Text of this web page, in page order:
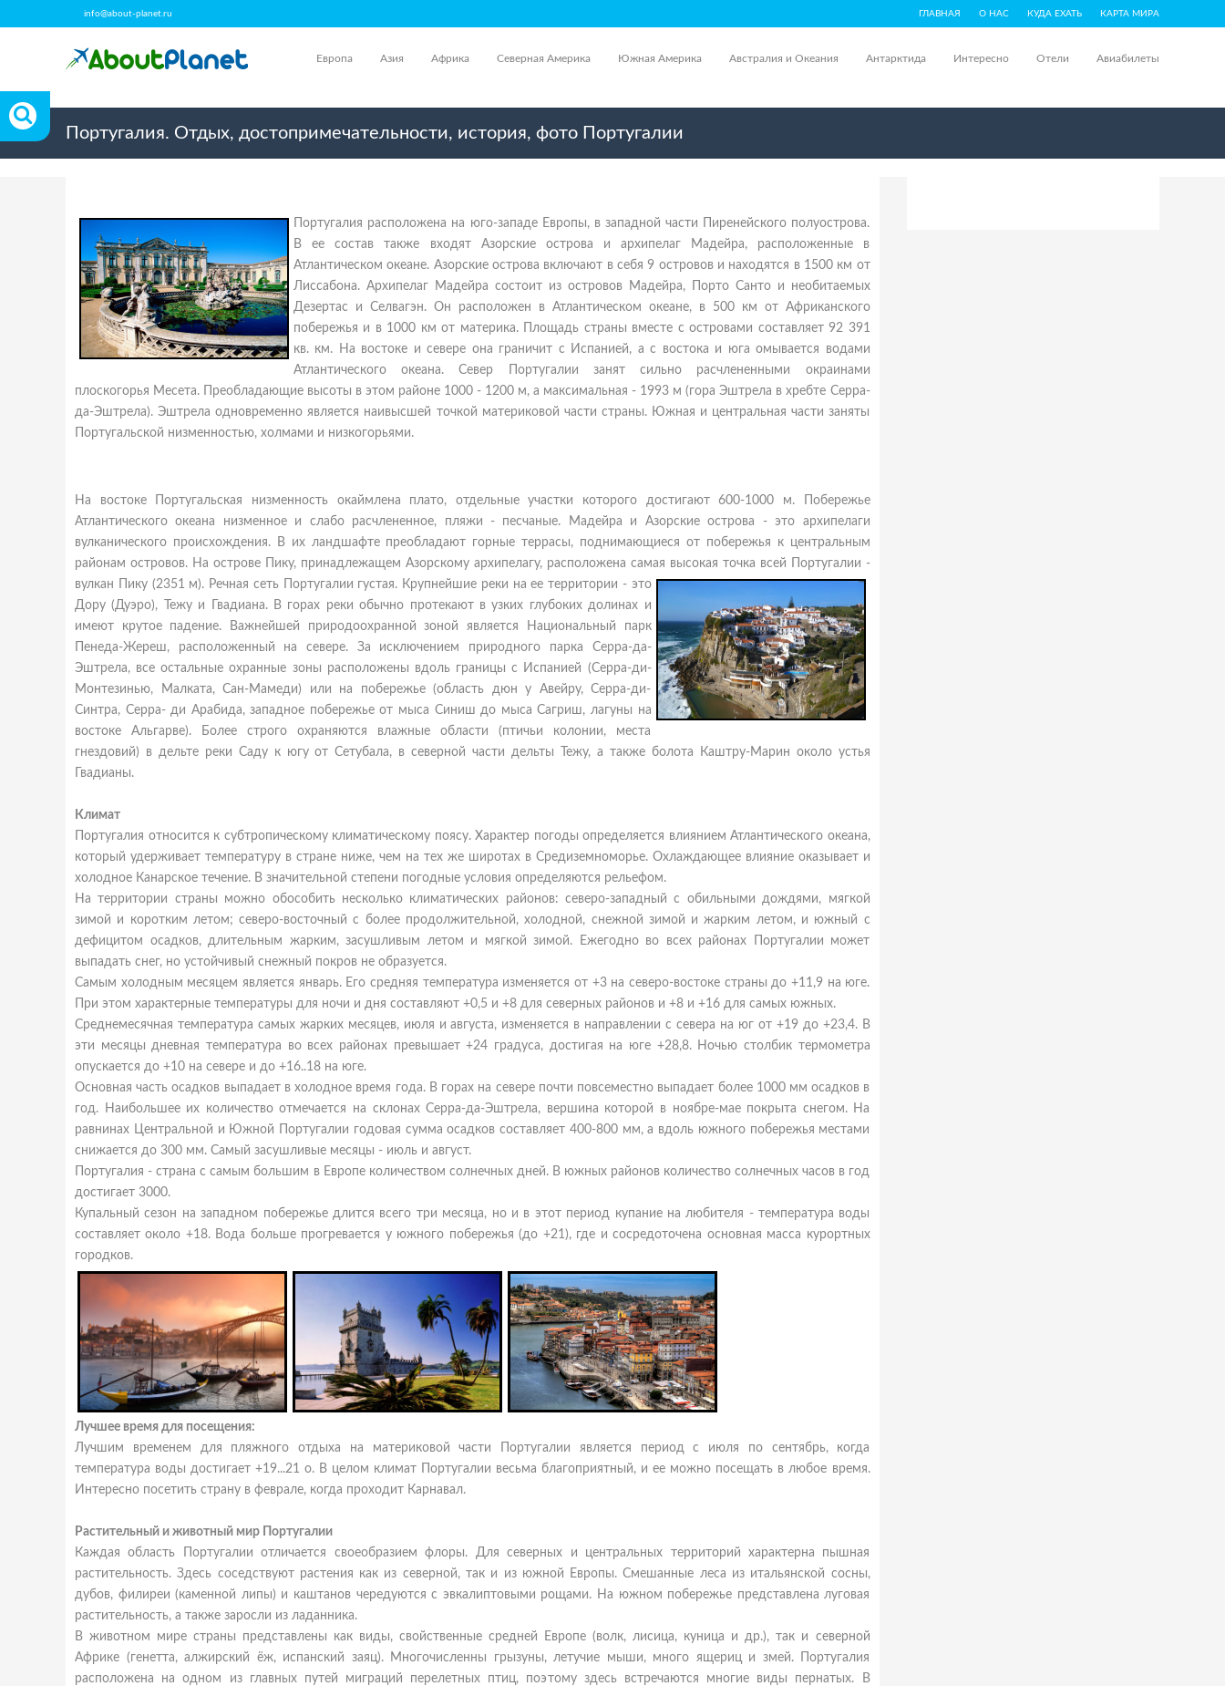
info@about-planet.ru ГЛАВНАЯ О НАС КУДА ЕХАТЬ КАРТА МИРА
Европа Азия Африка Северная Америка Южная Америка Австралия и Океания Антарктида Интересно Отели Авиабилеты
Португалия. Отдых, достопримечательности, история, фото Португалии
Португалия расположена на юго-западе Европы, в западной части Пиренейского полуострова.
В ее состав также входят Азорские острова и архипелаг Мадейра, расположенные в
Атлантическом океане. Азорские острова включают в себя 9 островов и находятся в 1500 км от
Лиссабона. Архипелаг Мадейра состоит из островов Мадейра, Порто Санто и необитаемых
Дезертас и Селвагэн. Он расположен в Атлантическом океане, в 500 км от Африканского
побережья и в 1000 км от материка. Площадь страны вместе с островами составляет 92 391
кв. км. На востоке и севере она граничит с Испанией, а с востока и юга омывается водами
Атлантического океана. Север Португалии занят сильно расчлененными окраинами
плоскогорья Месета. Преобладающие высоты в этом районе 1000 - 1200 м, а максимальная - 1993 м (гора Эштрела в хребте Серра-
да-Эштрела). Эштрела одновременно является наивысшей точкой материковой части страны. Южная и центральная части заняты
Португальской низменностью, холмами и низкогорьями.
На востоке Португальская низменность окаймлена плато, отдельные участки которого достигают 600-1000 м. Побережье
Атлантического океана низменное и слабо расчлененное, пляжи - песчаные. Мадейра и Азорские острова - это архипелаги
вулканического происхождения. В их ландшафте преобладают горные террасы, поднимающиеся от побережья к центральным
районам островов. На острове Пику, принадлежащем Азорскому архипелагу, расположена самая высокая точка всей Португалии -
вулкан Пику (2351 м). Речная сеть Португалии густая. Крупнейшие реки на ее территории - это
Дору (Дуэро), Тежу и Гвадиана. В горах реки обычно протекают в узких глубоких долинах и
имеют крутое падение. Важнейшей природоохранной зоной является Национальный парк
Пенеда-Жереш, расположенный на севере. За исключением природного парка Серра-да-
Эштрела, все остальные охранные зоны расположены вдоль границы с Испанией (Серра-ди-
Монтезинью, Малката, Сан-Мамеди) или на побережье (область дюн у Авейру, Серра-ди-
Синтра, Серра- ди Арабида, западное побережье от мыса Синиш до мыса Сагриш, лагуны на
востоке Альгарве). Более строго охраняются влажные области (птичьи колонии, места
гнездовий) в дельте реки Саду к югу от Сетубала, в северной части дельты Тежу, а также болота Каштру-Марин около устья
Гвадианы.
Климат
Португалия относится к субтропическому климатическому поясу. Характер погоды определяется влиянием Атлантического океана,
который удерживает температуру в стране ниже, чем на тех же широтах в Средиземноморье. Охлаждающее влияние оказывает и
холодное Канарское течение. В значительной степени погодные условия определяются рельефом.
На территории страны можно обособить несколько климатических районов: северо-западный с обильными дождями, мягкой
зимой и коротким летом; северо-восточный с более продолжительной, холодной, снежной зимой и жарким летом, и южный с
дефицитом осадков, длительным жарким, засушливым летом и мягкой зимой. Ежегодно во всех районах Португалии может
выпадать снег, но устойчивый снежный покров не образуется.
Самым холодным месяцем является январь. Его средняя температура изменяется от +3 на северо-востоке страны до +11,9 на юге.
При этом характерные температуры для ночи и дня составляют +0,5 и +8 для северных районов и +8 и +16 для самых южных.
Среднемесячная температура самых жарких месяцев, июля и августа, изменяется в направлении с севера на юг от +19 до +23,4. В
эти месяцы дневная температура во всех районах превышает +24 градуса, достигая на юге +28,8. Ночью столбик термометра
опускается до +10 на севере и до +16..18 на юге.
Основная часть осадков выпадает в холодное время года. В горах на севере почти повсеместно выпадает более 1000 мм осадков в
год. Наибольшее их количество отмечается на склонах Серра-да-Эштрела, вершина которой в ноябре-мае покрыта снегом. На
равнинах Центральной и Южной Португалии годовая сумма осадков составляет 400-800 мм, а вдоль южного побережья местами
снижается до 300 мм. Самый засушливые месяцы - июль и август.
Португалия - страна с самым большим в Европе количеством солнечных дней. В южных районов количество солнечных часов в год
достигает 3000.
Купальный сезон на западном побережье длится всего три месяца, но и в этот период купание на любителя - температура воды
составляет около +18. Вода больше прогревается у южного побережья (до +21), где и сосредоточена основная масса курортных
городков.
Лучшее время для посещения:
Лучшим временем для пляжного отдыха на материковой части Португалии является период с июля по сентябрь, когда
температура воды достигает +19...21 о. В целом климат Португалии весьма благоприятный, и ее можно посещать в любое время.
Интересно посетить страну в феврале, когда проходит Карнавал.
Растительный и животный мир Португалии
Каждая область Португалии отличается своеобразием флоры. Для северных и центральных территорий характерна пышная
растительность. Здесь соседствуют растения как из северной, так и из южной Европы. Cмешанные леса из итальянской сосны,
дубов, филиреи (каменной липы) и каштанов чередуются с эвкалиптовыми рощами. На южном побережье представлена луговая
растительность, а также заросли из ладанника.
В животном мире страны представлены как виды, свойственные средней Европе (волк, лисица, куница и др.), так и северной
Африке (генетта, алжирский ёж, испанский заяц). Многочисленны грызуны, летучие мыши, много ящериц и змей. Португалия
расположена на одном из главных путей миграций перелетных птиц, поэтому здесь встречаются многие виды пернатых. В